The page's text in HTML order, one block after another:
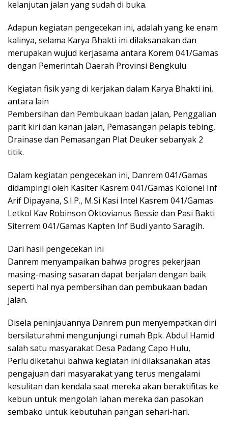
kelanjutan jalan yang sudah di buka.
Adapun kegiatan pengecekan ini, adalah yang ke enam
kalinya, selama Karya Bhakti ini dilaksanakan dan
merupakan wujud kerjasama antara Korem 041/Gamas
dengan Pemerintah Daerah Provinsi Bengkulu.
Kegiatan fisik yang di kerjakan dalam Karya Bhakti ini,
antara lain
Pembersihan dan Pembukaan badan jalan, Penggalian
parit kiri dan kanan jalan, Pemasangan pelapis tebing,
Drainase dan Pemasangan Plat Deuker sebanyak 2
titik.
Dalam kegiatan pengecekan ini, Danrem 041/Gamas
didampingi oleh Kasiter Kasrem 041/Gamas Kolonel Inf
Arif Dipayana, S.I.P., M.Si Kasi Intel Kasrem 041/Gamas
Letkol Kav Robinson Oktovianus Bessie dan Pasi Bakti
Siterrem 041/Gamas Kapten Inf Budi yanto Saragih.
Dari hasil pengecekan ini
Danrem menyampaikan bahwa progres pekerjaan
masing-masing sasaran dapat berjalan dengan baik
seperti hal nya pembersihan dan pembukaan badan
jalan.
Disela peninjauannya Danrem pun menyempatkan diri
bersilaturahmi mengunjungi rumah Bpk. Abdul Hamid
salah satu masyarakat Desa Padang Capo Hulu,
Perlu diketahui bahwa kegiatan ini dilaksanakan atas
pengajuan dari masyarakat yang terus mengalami
kesulitan dan kendala saat mereka akan beraktifitas ke
kebun untuk mengolah lahan mereka dan pasokan
sembako untuk kebutuhan pangan sehari-hari.